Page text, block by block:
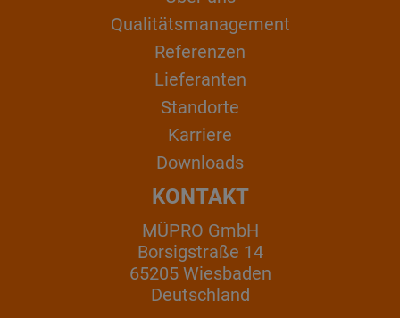
Qualitätsmanagement
Referenzen
Lieferanten
Standorte
Karriere
Downloads
KONTAKT
MÜPRO GmbH
Borsigstraße 14
65205 Wiesbaden
Deutschland